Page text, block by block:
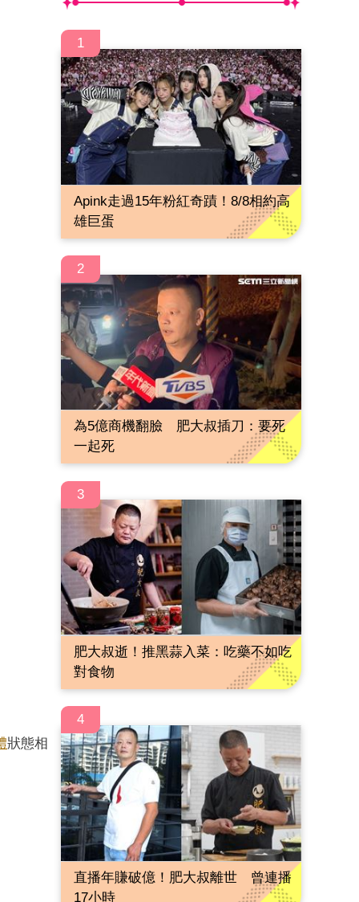
狀態相
1
Apink走過15年粉紅奇蹟！8/8相約高
雄巨蛋
2
為5億商機翻臉 肥大叔插刀：要死
一起死
3
肥大叔逝！推黑蒜入菜：吃藥不如吃
對食物
4
直播年賺破億！肥大叔離世 曾連播
17小時